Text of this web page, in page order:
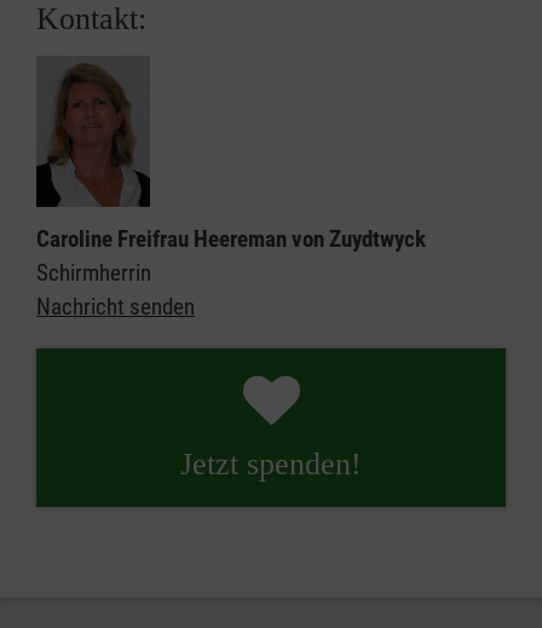
Kontakt:
Caroline Freifrau Heereman von Zuydtwyck
Schirmherrin
Nachricht senden
Jetzt spenden!